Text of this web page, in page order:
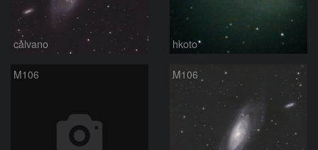
calvano hkoto
M106 M106